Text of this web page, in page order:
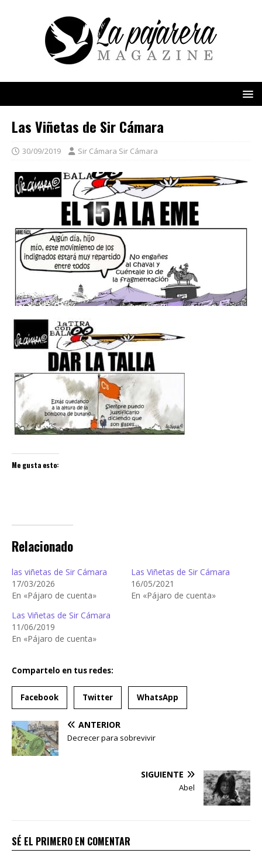
Las Viñetas de Sir Cámara
30/09/2019 Sir Cámara Sir Cámara
Me gusta esto:
Relacionado
las viñetas de Sir Cámara
17/03/2026
En «Pájaro de cuenta»
Las Viñetas de Sir Cámara
16/05/2021
En «Pájaro de cuenta»
Las Viñetas de Sir Cámara
11/06/2019
En «Pájaro de cuenta»
Compartelo en tus redes:
Facebook Twitter WhatsApp
ANTERIOR
Decrecer para sobrevivir
SIGUIENTE
Abel
SÉ EL PRIMERO EN COMENTAR